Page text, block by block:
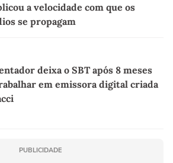
a velocidade com que os
se propagam
deixa o SBT após 8 meses
em emissora digital criada
PUBLICIDADE